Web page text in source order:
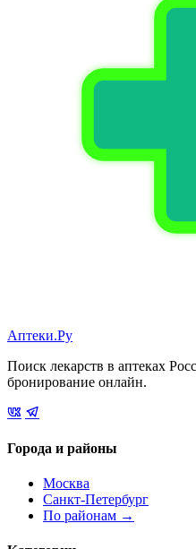
Аптеки.Ру
Поиск лекарств в аптеках
бронирование онлайн.
Города и районы
Москва
Санкт-Петербург
По районам →